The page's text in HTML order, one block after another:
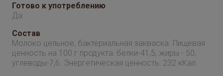
Готово к употреблению
Да
Состав
Молоко цельное, бактериальная закваска. Пищевая
ценность на 100 г продукта: белки-41,5, жиры - 50,
углеводы-7,6. Энергетическая ценность: 232 кКал